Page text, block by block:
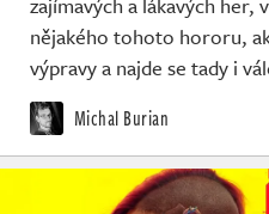
nějakého tohoto hororu,
výpravy a najde se tady i
Michal Burian